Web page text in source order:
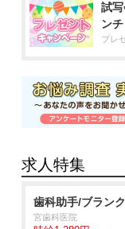
試
ン
プレ
求人特集
歯科助手/ブラン
宮歯科医院